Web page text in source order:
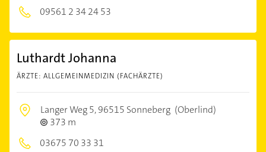
09561 2 34 24 53
Luthardt Johanna
ÄRZTE: ALLGEMEINMEDIZIN (FACHÄRZTE)
Langer Weg 5,96515 Sonneberg (Oberlind)
373 m
03675 70 33 31